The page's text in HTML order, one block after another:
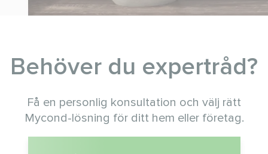
Behöver du expertråd?
Få en personlig konsultation och välj rätt
Mycond-lösning för ditt hem eller företag.